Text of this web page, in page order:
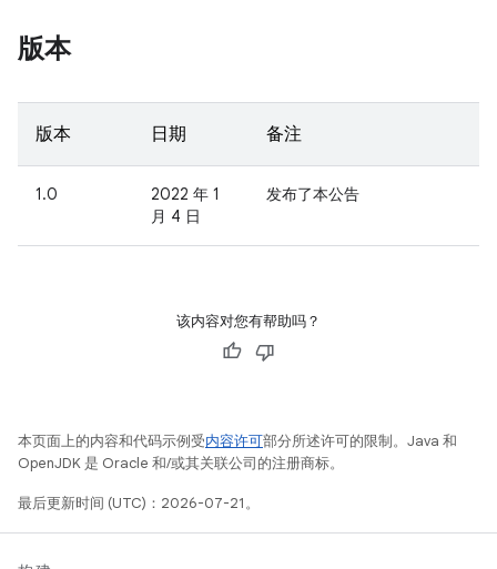
版本
版本 日期 备注
1.0
2022 年 1
月 4 日
发布了本公告
该内容对您有帮助吗？
本页面上的内容和代码示例受内容许可部分所述许可的限制。Java 和
OpenJDK 是 Oracle 和/或其关联公司的注册商标。
最后更新时间 (UTC)：2026-07-21。